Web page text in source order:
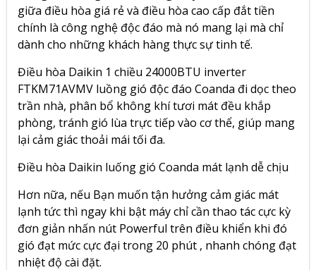
giữa điều hòa giá rẻ và điều hòa cao cấp đắt tiền
chính là công nghệ độc đáo mà nó mang lại mà chỉ
dành cho những khách hàng thực sự tinh tế.
Điều hòa Daikin 1 chiều 24000BTU inverter
FTKM71AVMV luồng gió độc đáo Coanda đi dọc theo
trần nhà, phân bổ không khí tươi mát đều khắp
phòng, tránh gió lùa trực tiếp vào cơ thể, giúp mang
lại cảm giác thoải mái tối đa.
Điều hòa Daikin luống gió Coanda mát lạnh dễ chịu
Hơn nữa, nếu Bạn muốn tận hưởng cảm giác mát
lạnh tức thì ngay khi bật máy chỉ cần thao tác cực kỳ
đơn giản nhấn nút Powerful trên điều khiển khi đó
gió đạt mức cực đại trong 20 phút , nhanh chóng đạt
nhiệt độ cài đặt.